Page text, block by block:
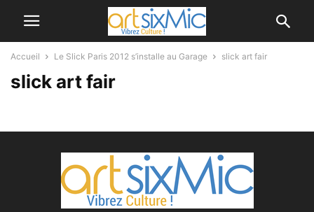
Accueil Le Slick Paris 2012 s’installe au Garage slick art fair
slick art fair